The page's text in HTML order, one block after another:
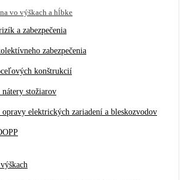
vo výškach a hĺbke
a zabezpečenia
zabezpečenia
konštrukcií
nátery stožiarov
opravy elektrických zariadení a bleskozvodov